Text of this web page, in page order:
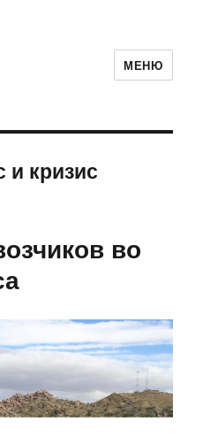
МЕНЮ
и кризис
во